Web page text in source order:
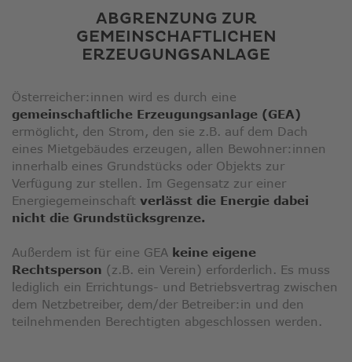
ABGRENZUNG ZUR
GEMEINSCHAFTLICHEN
ERZEUGUNGSANLAGE
Österreicher:innen wird es durch eine
gemeinschaftliche Erzeugungsanlage (GEA)
ermöglicht, den Strom, den sie z.B. auf dem Dach
eines Mietgebäudes erzeugen, allen Bewohner:innen
innerhalb eines Grundstücks oder Objekts zur
Verfügung zur stellen. Im Gegensatz zur einer
Energiegemeinschaft verlässt die Energie dabei
nicht die Grundstücksgrenze.
Außerdem ist für eine GEA keine eigene
Rechtsperson (z.B. ein Verein) erforderlich. Es muss
lediglich ein Errichtungs- und Betriebsvertrag zwischen
dem Netzbetreiber, dem/der Betreiber:in und den
teilnehmenden Berechtigten abgeschlossen werden.